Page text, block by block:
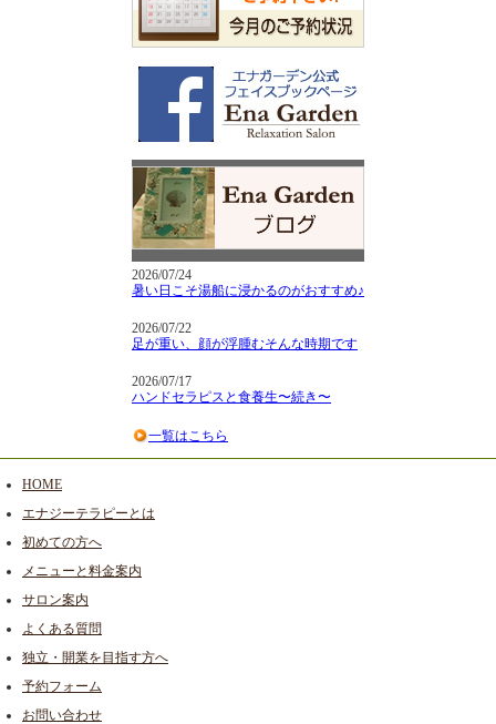
2026/07/24
暑い日こそ湯船に浸かるのがおすすめ♪
2026/07/22
足が重い、顔が浮腫むそんな時期です
2026/07/17
ハンドセラピスと食養生〜続き〜
一覧はこちら
HOME
エナジーテラピーとは
初めての方へ
メニューと料金案内
サロン案内
よくある質問
独立・開業を目指す方へ
予約フォーム
お問い合わせ